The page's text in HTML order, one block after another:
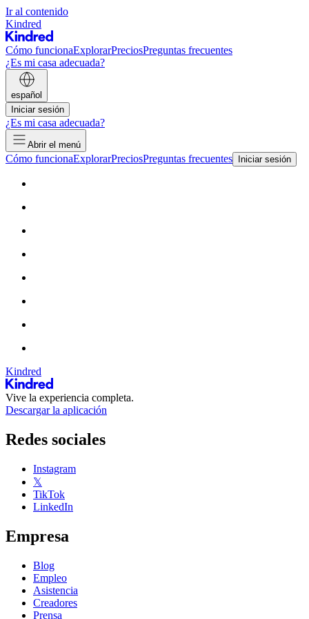
Ir al contenido
Kindred
Cómo funcionaExplorarPreciosPreguntas frecuentes
¿Es mi casa adecuada?
español
Iniciar sesión
¿Es mi casa adecuada?
Abrir el menú
Cómo funcionaExplorarPreciosPreguntas frecuentes Iniciar sesión
Kindred
Vive la experiencia completa.
Descargar la aplicación
Redes sociales
Instagram
𝕏
TikTok
LinkedIn
Empresa
Blog
Empleo
Asistencia
Creadores
Prensa